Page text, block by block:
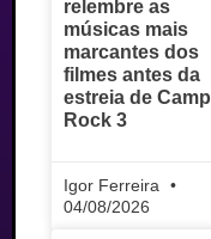
relembre as
músicas mais
marcantes dos
filmes antes da
estreia de Camp
Rock 3
Igor Ferreira
04/08/2026